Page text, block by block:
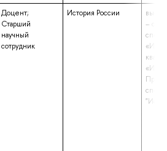
Доцент;
Старший
научный
сотрудник
История России
–